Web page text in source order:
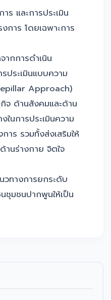
ร และการประเมิน
การ โดยเฉพาะการ
ากการดำเนิน
ประเมินแบบความ
Approach)
จ ด้านสังคมและด้าน
ในการประเมินความ
าร รวมทั้งส่งเสริมให้
นร่างกาย จิตใจ
ทางการยกระดับ
มชนปากพูนให้เป็น